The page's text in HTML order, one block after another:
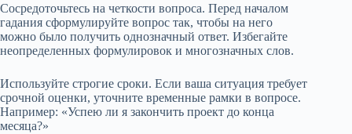
Сосредоточьтесь на четкости вопроса. Перед началом
гадания сформулируйте вопрос так, чтобы на него
можно было получить однозначный ответ. Избегайте
неопределенных формулировок и многозначных слов.
Используйте строгие сроки. Если ваша ситуация требует
срочной оценки, уточните временные рамки в вопросе.
Например: «Успею ли я закончить проект до конца
месяца?»